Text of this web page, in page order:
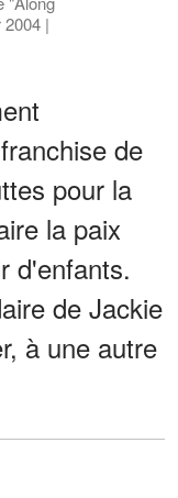
|
de
pour la
la paix
d'enfants.
de Jackie
à une autre